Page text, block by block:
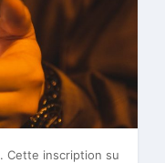
. Cette inscription su